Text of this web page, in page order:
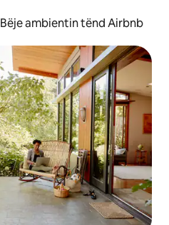
Bëje ambientin tënd Airbnb